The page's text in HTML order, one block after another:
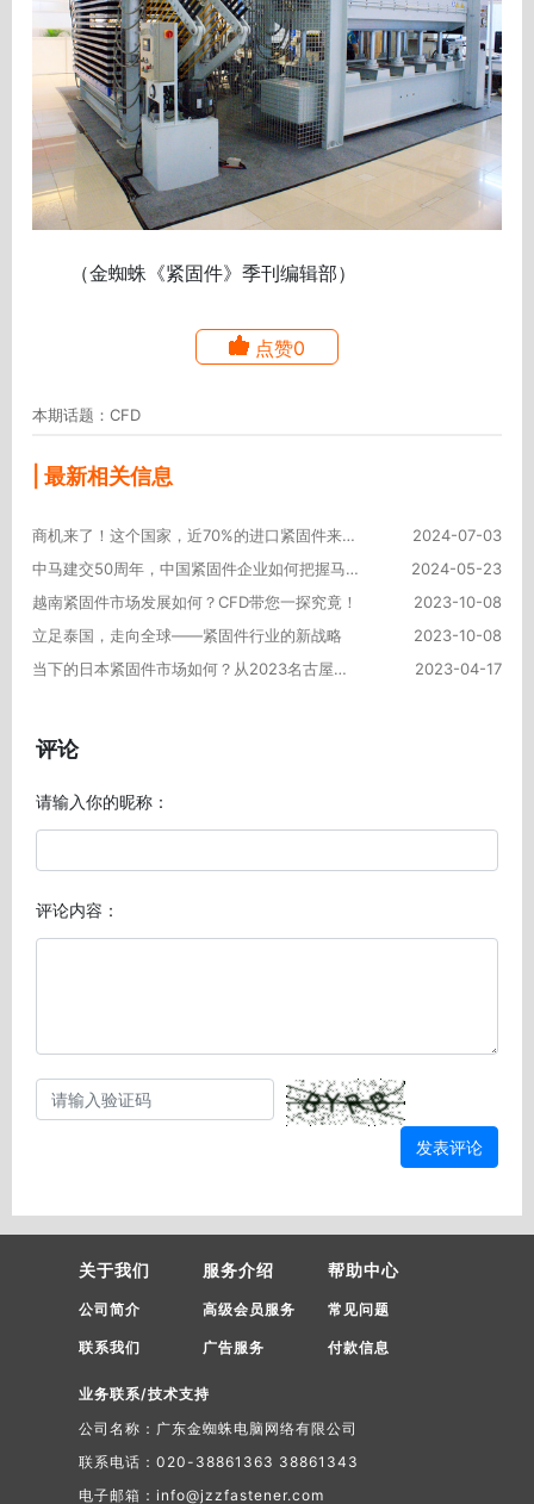
（金蜘蛛《紧固件》季刊编辑部）
点赞0
本期话题：CFD
| 最新相关信息
商机来了！这个国家，近70%的进口紧固件来自中国！
2024-07-03
中马建交50周年，中国紧固件企业如何把握马来西亚市场商机？
2024-05-23
越南紧固件市场发展如何？CFD带您一探究竟！
2023-10-08
立足泰国，走向全球——紧固件行业的新战略
2023-10-08
当下的日本紧固件市场如何？从2023名古屋工业展管中窥豹
2023-04-17
评论
请输入你的昵称：
评论内容：
发表评论
关于我们
公司简介
联系我们
服务介绍
高级会员服务
广告服务
帮助中心
常见问题
付款信息
业务联系/技术支持
公司名称：广东金蜘蛛电脑网络有限公司
联系电话：020-38861363 38861343
电子邮箱：info@jzzfastener.com